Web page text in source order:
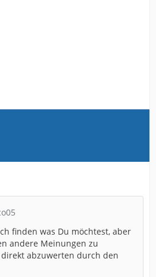
finden was Du möchtest, aber
andere Meinungen zu
abzuwerten durch den